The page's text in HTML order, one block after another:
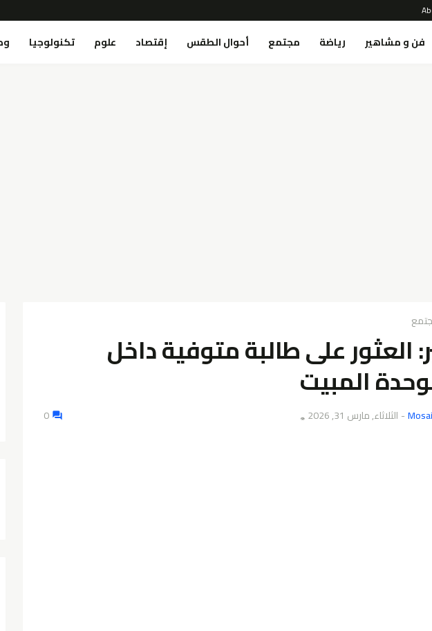
فن و مشاهير رياضة مجتمع أحوال الطقس إقتصاد علوم تكنولوجيا
العثور على طالبة متوفية داخل
المبيت
- الثلاثاء, مارس 31, 2026 👁️
0